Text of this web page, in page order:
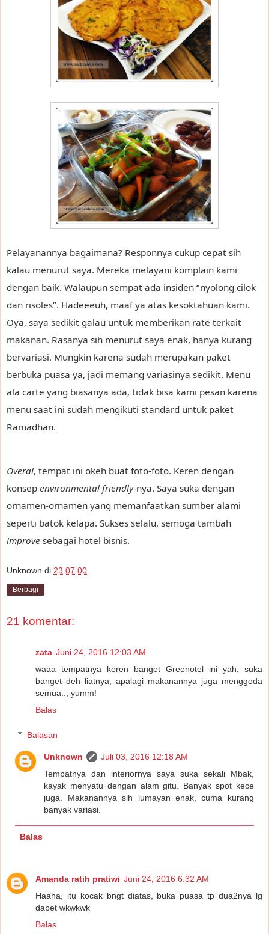
Pelayanannya bagaimana? Responnya cukup cepat sih
kalau menurut saya. Mereka melayani komplain kami
dengan baik. Walaupun sempat ada insiden “nyolong cilok
dan risoles”. Hadeeeuh, maaf ya atas kesoktahuan kami.
Oya, saya sedikit galau untuk memberikan rate terkait
makanan. Rasanya sih menurut saya enak, hanya kurang
bervariasi. Mungkin karena sudah merupakan paket
berbuka puasa ya, jadi memang variasinya sedikit. Menu
ala carte yang biasanya ada, tidak bisa kami pesan karena
menu saat ini sudah mengikuti standard untuk paket
Ramadhan.
Overal, tempat ini okeh buat foto-foto. Keren dengan
konsep environmental friendly-nya. Saya suka dengan
ornamen-ornamen yang memanfaatkan sumber alami
seperti batok kelapa. Sukses selalu, semoga tambah
improve sebagai hotel bisnis.
Unknown di 23.07.00
Berbagi
21 komentar:
zata Juni 24, 2016 12:03 AM
waaa tempatnya keren banget Greenotel ini yah, suka
banget deh liatnya, apalagi makanannya juga menggoda
semua.., yumm!
Balas
Balasan
Unknown
Juli 03, 2016 12:18 AM
Tempatnya dan interiornya saya suka sekali Mbak,
kayak menyatu dengan alam gitu. Banyak spot kece
juga. Makanannya sih lumayan enak, cuma kurang
banyak variasi.
Balas
Amanda ratih pratiwi Juni 24, 2016 6:32 AM
Haaha, itu kocak bngt diatas, buka puasa tp dua2nya lg
dapet wkwkwk
Balas